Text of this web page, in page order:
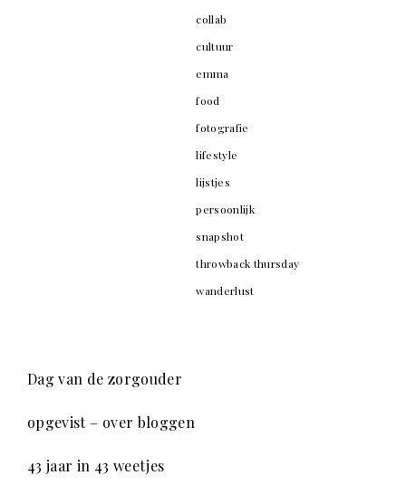
collab
cultuur
emma
food
fotografie
lifestyle
lijstjes
persoonlijk
snapshot
throwback thursday
wanderlust
Dag van de zorgouder
opgevist – over bloggen
43 jaar in 43 weetjes